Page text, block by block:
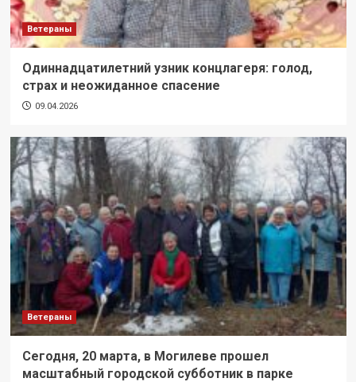
Ветераны
Одиннадцатилетний узник концлагеря: голод,
страх и неожиданное спасение
09.04.2026
Ветераны
Сегодня, 20 марта, в Могилеве прошел
масштабный городской субботник в парке